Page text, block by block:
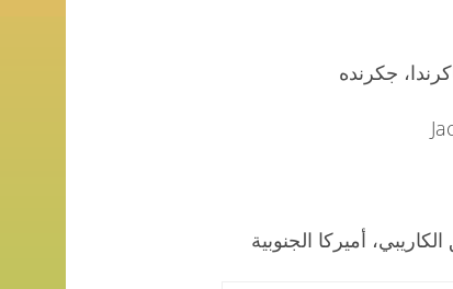
جكرنده
أميركا الجنوبية